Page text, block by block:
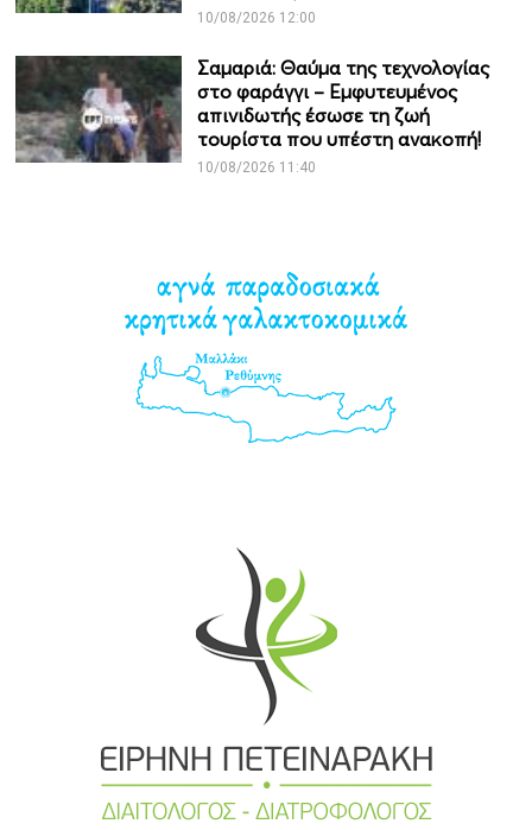
10/08/2026 12:00
Σαμαριά: Θαύμα της τεχνολογίας
στο φαράγγι – Εμφυτευμένος
απινιδωτής έσωσε τη ζωή
τουρίστα που υπέστη ανακοπή!
10/08/2026 11:40